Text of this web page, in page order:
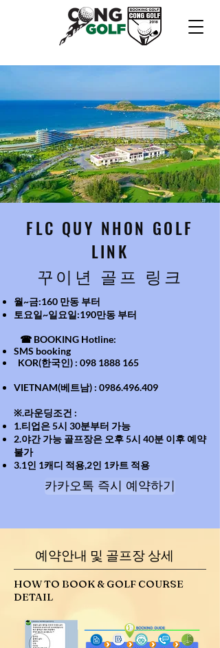
FLC QUY NHON GOLF
LINK
꾸이년 골프 링크
월~금:160 만동 부터
​토요일~일요일:190만동 부터
☎ BOOKING Hotline:
SMS booking
KOR(한국인) : 098 1888 165
VIETNAM(베트남) : 0986.496.409
※.라운딩조건 :
1.티업은 5시 30분부터 가능
2.야간 가능 골프장은 오후 5시 40분 이후 예약
불가
3.1인 1캐디 적용,2인 1카트 적용
카카오톡 즉시 예약하기
예약안내 및 골프장 상세
HOW TO BOOK & GOLF COURSE
DETAIL